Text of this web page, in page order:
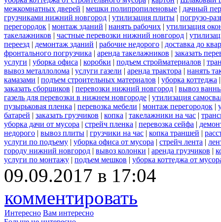
межкомнатных дверей | мешки полипропиленовые | дачный
грузчиками нижний новгород | утилизация плиты | погрузо-
перегородок | монтаж зданий | нанять рабочих | утилизация
такелажников | частные перевозки нижний новгород |
переезд | демонтаж зданий | рабочие недорого | доставка до
фронтального погрузчика | аренда такелажников | заказать
услуги | уборка офиса | коробки | подъем стройматериалов |
вывоз металлолома | услуги газели | аренда трактора | нанять
камазами | подъем строительных материалов | уборка коттеджа
заказать сборщиков | перевозки нижний новгород | вывоз
газель для перевозки в нижнем новгороде | утилизация
пузырьковая пленка | перевозка мебели | монтаж перегородок |
батарей | заказать грузчиков | копка | такелажники на час |
уборка дачи от мусора | стрейч пленка | перевозка сейфа |
недорого | вывоз плиты | грузчики на час | копка траншей |
услуги по подъему | уборка офиса от мусора | стрейч лента |
городу нижний новгород | вывоз колонки | аренда грузчиков |
услуги по монтажу | подъем мешков | уборка коттеджа от
09.09.2017 в 17:04
комментировать
Интересно Вам интересно